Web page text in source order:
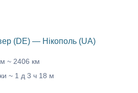
(DE) — Нікополь (UA)
~ 2406 км
~ 1 д 3 ч 18 м